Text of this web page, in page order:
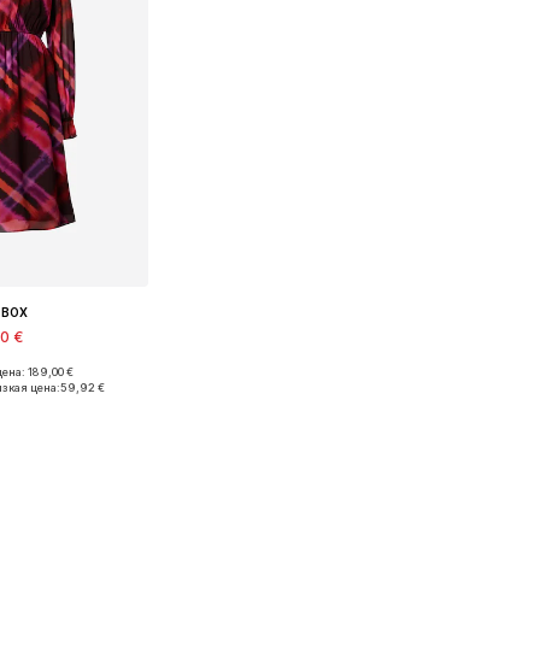
€
34, 36
189,00 €
цена:59,92 €